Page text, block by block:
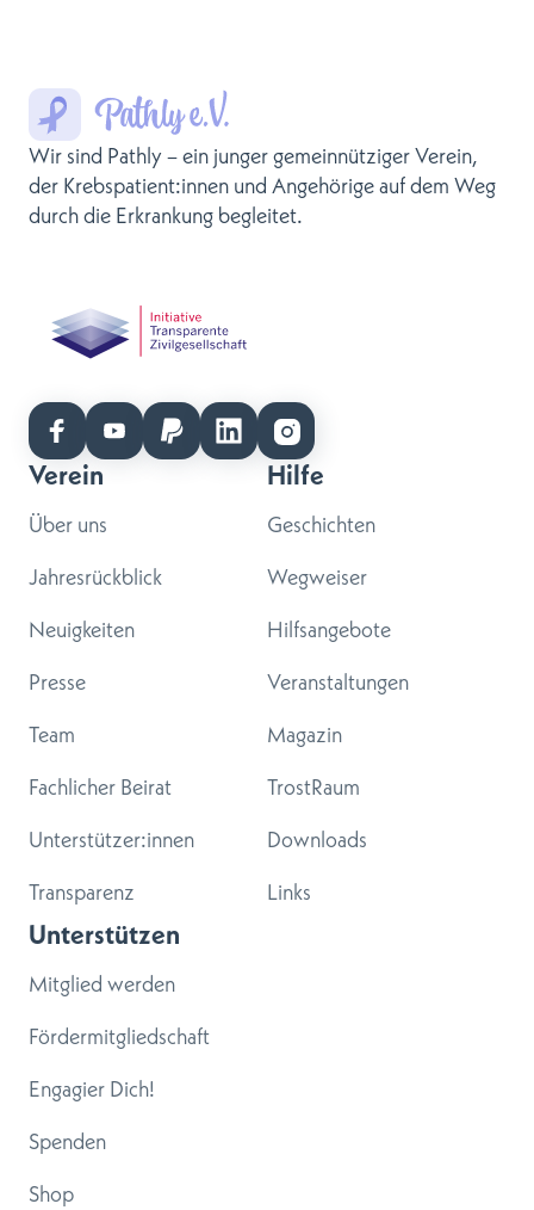
Wir sind Pathly – ein junger gemeinnütziger Verein,
der Krebspatient:innen und Angehörige auf dem Weg
durch die Erkrankung begleitet.
Verein
Über uns
Jahresrückblick
Neuigkeiten
Presse
Team
Fachlicher Beirat
Unterstützer:innen
Transparenz
Hilfe
Geschichten
Wegweiser
Hilfsangebote
Veranstaltungen
Magazin
TrostRaum
Downloads
Links
Unterstützen
Mitglied werden
Fördermitgliedschaft
Engagier Dich!
Spenden
Shop